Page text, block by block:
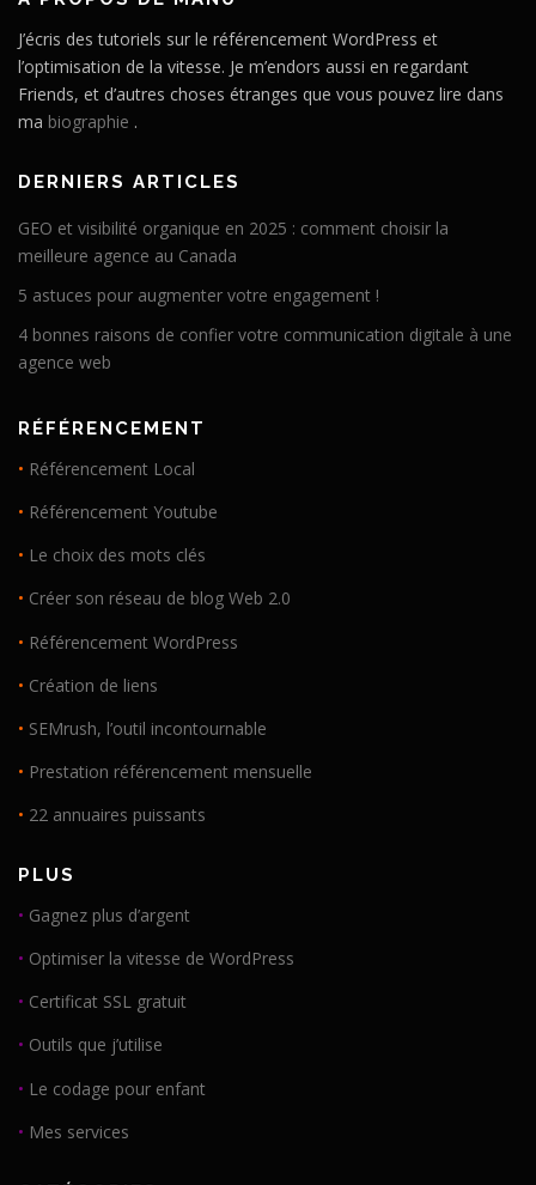
J’écris des tutoriels sur le référencement WordPress et
l’optimisation de la vitesse. Je m’endors aussi en regardant
Friends, et d’autres choses étranges que vous pouvez lire dans
ma biographie .
DERNIERS ARTICLES
GEO et visibilité organique en 2025 : comment choisir la
meilleure agence au Canada
5 astuces pour augmenter votre engagement !
4 bonnes raisons de confier votre communication digitale à une
agence web
RÉFÉRENCEMENT
• Référencement Local
• Référencement Youtube
• Le choix des mots clés
• Créer son réseau de blog Web 2.0
• Référencement WordPress
• Création de liens
• SEMrush, l’outil incontournable
• Prestation référencement mensuelle
• 22 annuaires puissants
PLUS
• Gagnez plus d’argent
• Optimiser la vitesse de WordPress
• Certificat SSL gratuit
• Outils que j’utilise
• Le codage pour enfant
• Mes services